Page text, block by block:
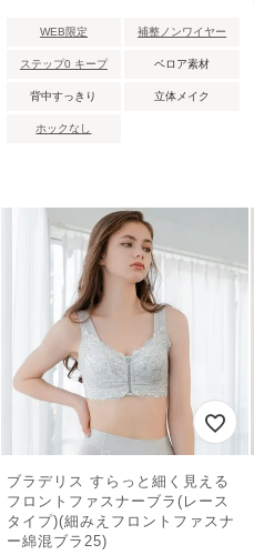
WEB限定 補整ノンワイヤー
ステップ0 キープ ベロア素材
背中すっきり 立体メイク
ホックなし
ブラデリス すらっと細く見える
フロントファスナーブラ(レース
タイプ)(細みえフロントファスナ
ー綿混ブラ25)